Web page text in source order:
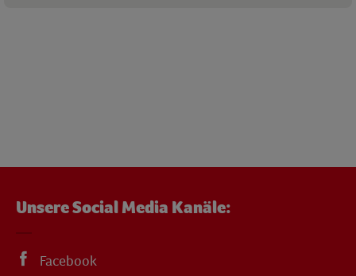
Unsere Social Media Kanäle:
Facebook